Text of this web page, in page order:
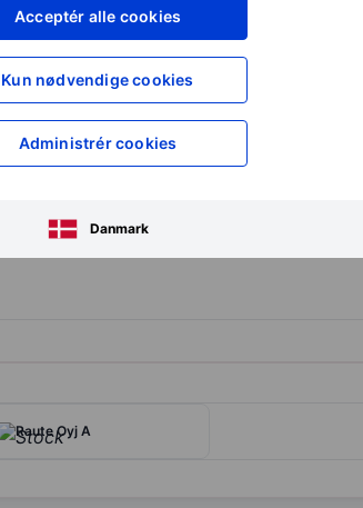
Acceptér alle cookies
Kun nødvendige cookies
Administrér cookies
Danmark
XXXXXXX
XXXXXXX
XXXXXXX
for at få adgang til
in Finnish production. The company's
Products segment. The Oilseed Products
has a presence in Norway, Sweden, and
Raute Oyj A